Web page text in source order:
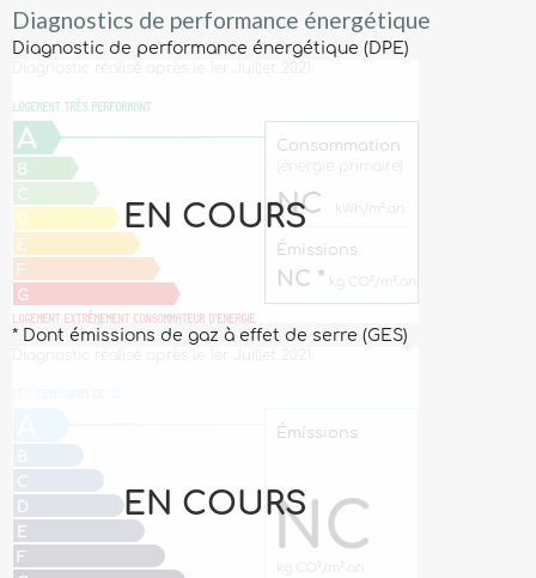
Diagnostics de performance énergétique